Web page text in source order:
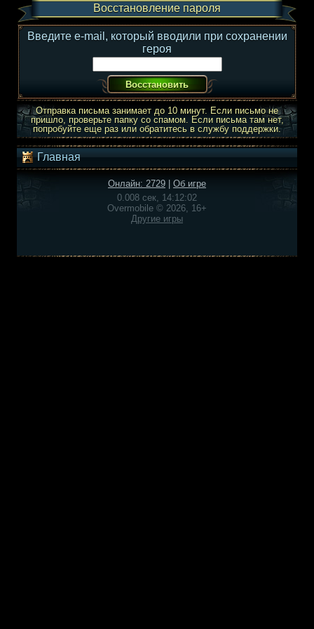
Восстановление пароля
Введите e-mail, который вводили при сохранении
героя
Отправка письма занимает до 10 минут. Если письмо не
пришло, проверьте папку со спамом. Если письма там нет,
попробуйте еще раз или обратитесь в службу поддержки.
Главная
Онлайн: 2729
Об игре
0.008 сек, 14:12:02
Overmobile © 2026, 16+
Другие игры